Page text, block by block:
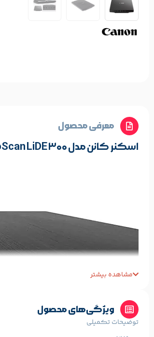
معرفی محصول
اسکنر کانن مدل CanoScan LiDE 300
مشاهده بیشتر
ویژگی‌های محصول
توضیحات تکمیلی